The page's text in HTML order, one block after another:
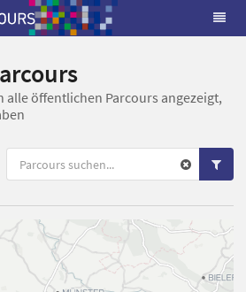
alle öffentlichen Parcours angezeigt,